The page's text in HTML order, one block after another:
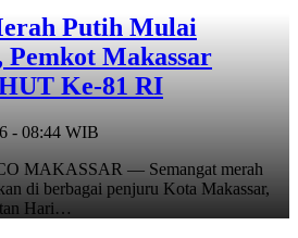
Putih Mulai
Makassar
Ke-81 RI
- 08:44 WIB
MAKASSAR — Semangat merah
di berbagai penjuru Kota Makassar,
Hari…